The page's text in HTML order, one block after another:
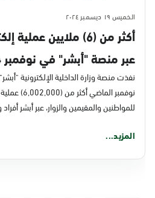
الخميس ١٩ ديسمبر ٢٠٢٤
أكثر من (6) ملايين عملية
عبر منصة "أبشر" في نوفمبر 2024م
نفذت منصة وزارة الداخلية الإلكترونية
نوفمبر الماضي أكثر
للمواطنين والمقيمين والزوار، عبر أبشر
المزيد...